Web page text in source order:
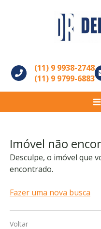
(11) 9 9938-2748
(11) 9 9799-6883
Imóvel não
Desculpe, o imóvel que
encontrado.
Fazer uma nova busca
Voltar